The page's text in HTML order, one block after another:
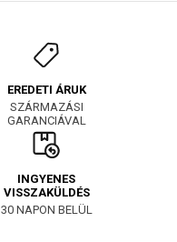
EREDETI ÁRUK
SZÁRMAZÁSI
GARANCIÁVAL
INGYENES
VISSZAKÜLDÉS
30 NAPON BELÜL